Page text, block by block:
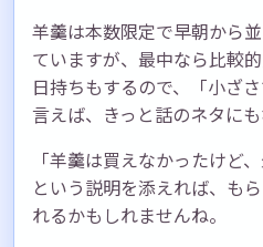
羊羹は本数限定で早朝から
ていますが、最中なら比較的
日持ちもするので、「小ざ
言えば、きっと話のネタにも
「羊羹は買えなかったけど
という説明を添えれば、も
れるかもしれませんね。